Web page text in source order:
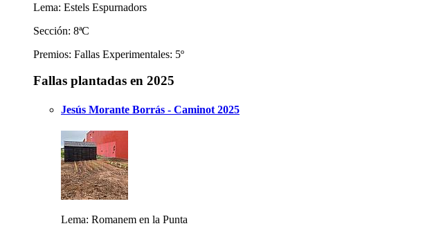
Lema: Estels Espurnadors
Sección: 8ªC
Premios: Fallas Experimentales: 5º
Fallas plantadas en 2025
Jesús Morante Borrás - Caminot 2025
Lema: Romanem en la Punta